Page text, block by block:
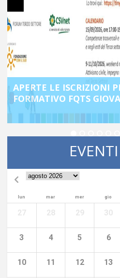
CHIUSURA
DEI DUE MARI –
lun mar mer gio
3 4 5 6
10 11 12 13